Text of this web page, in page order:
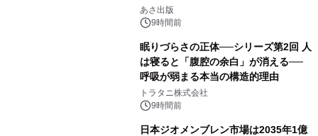
「多店舗展開」の教科書』2026年8月
24日（月）発売
あさ出版
9時間前
眠りづらさの正体──シリーズ第2回 人
は寝ると「腹腔の余白」が消える──
呼吸が弱まる本当の構造的理由
トラタニ株式会社
9時間前
日本ジオメンブレン市場は2035年1億